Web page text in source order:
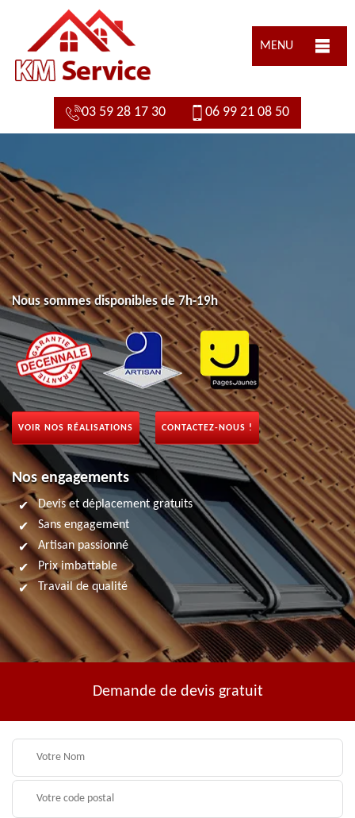
MENU
03 59 28 17 30 06 99 21 08 50
Nous sommes disponibles de 7h-19h
VOIR NOS RÉALISATIONS CONTACTEZ-NOUS !
Nos engagements
Devis et déplacement gratuits
Sans engagement
Artisan passionné
Prix imbattable
Travail de qualité
Demande de devis gratuit